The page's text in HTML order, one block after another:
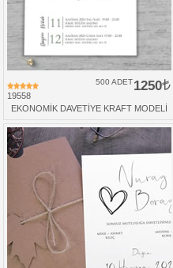
19558
1250
500 ADET
EKONOMİK DAVETİYE KRAFT MODELİ